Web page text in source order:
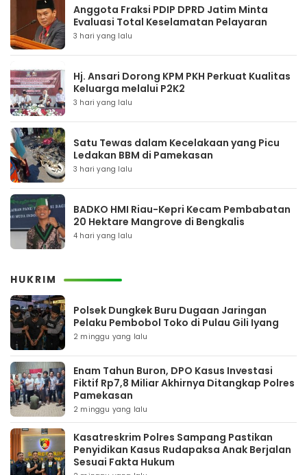
Anggota Fraksi PDIP DPRD Jatim Minta
Evaluasi Total Keselamatan Pelayaran
3 hari yang lalu
Hj. Ansari Dorong KPM PKH Perkuat Kualitas
Keluarga melalui P2K2
3 hari yang lalu
Satu Tewas dalam Kecelakaan yang Picu
Ledakan BBM di Pamekasan
3 hari yang lalu
BADKO HMI Riau-Kepri Kecam Pembabatan
20 Hektare Mangrove di Bengkalis
4 hari yang lalu
HUKRIM
Polsek Dungkek Buru Dugaan Jaringan
Pelaku Pembobol Toko di Pulau Gili Iyang
2 minggu yang lalu
Enam Tahun Buron, DPO Kasus Investasi
Fiktif Rp7,8 Miliar Akhirnya Ditangkap Polres
Pamekasan
2 minggu yang lalu
Kasatreskrim Polres Sampang Pastikan
Penyidikan Kasus Rudapaksa Anak Berjalan
Sesuai Fakta Hukum